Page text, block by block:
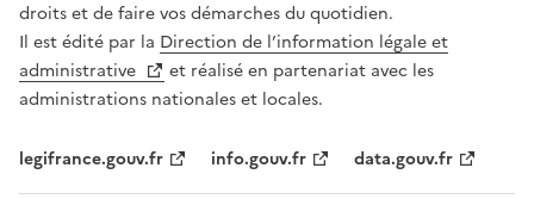
droits et de faire vos démarches du quotidien.
Il est édité par la Direction de l’information légale et
administrative
et réalisé en partenariat avec les
administrations nationales et locales.
legifrance.gouv.fr info.gouv.fr data.gouv.fr